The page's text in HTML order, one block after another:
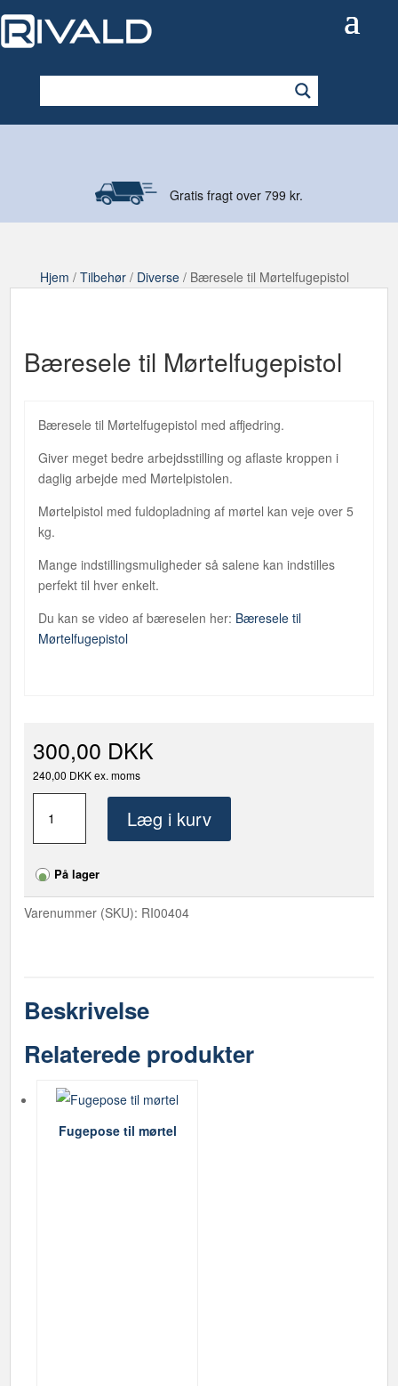
Gratis fragt over 799 kr.
Hjem / Tilbehør/ Diverse/ Bæresele til Mørtelfugepistol
Bæresele til Mørtelfugepistol
Bæresele til Mørtelfugepistol med affjedring.
Giver meget bedre arbejdsstilling og aflaste kroppen i
daglig arbejde med Mørtelpistolen.
Mørtelpistol med fuldopladning af mørtel kan veje over 5
kg.
Mange indstillingsmuligheder så salene kan indstilles
perfekt til hver enkelt.
Du kan se video af bæreselen her: Bæresele til
Mørtelfugepistol
300,00 DKK
240,00 DKK ex. moms
Mørtelfugepistol
antal
Læg i kurv
På lager
Varenummer (SKU): RI00404
Beskrivelse
Relaterede produkter
Fugepose til mørtel